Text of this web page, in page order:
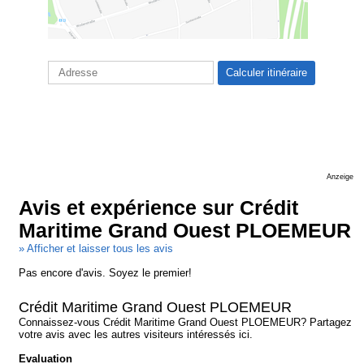
Anzeige
Avis et expérience sur Crédit
Maritime Grand Ouest PLOEMEUR
» Afficher et laisser tous les avis
Pas encore d'avis. Soyez le premier!
Crédit Maritime Grand Ouest PLOEMEUR
Connaissez-vous Crédit Maritime Grand Ouest PLOEMEUR? Partagez
votre avis avec les autres visiteurs intéressés ici.
Evaluation